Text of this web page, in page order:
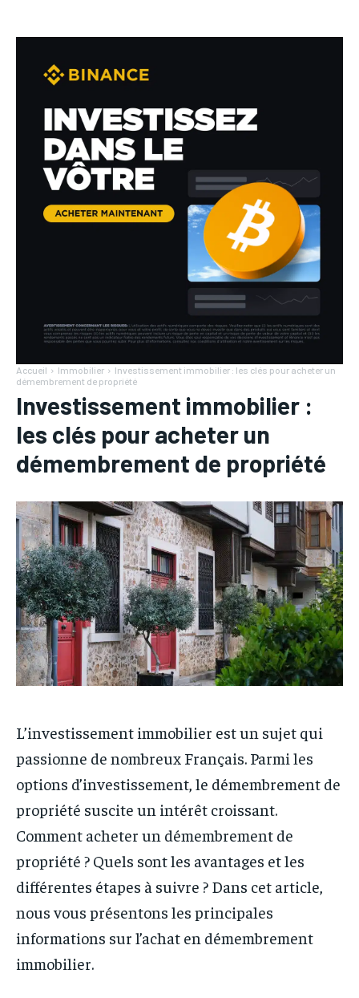
Accueil Immobilier
Investissement immobilier : les clés pour acheter un
démembrement de propriété
Investissement immobilier :
les clés pour acheter un
démembrement de propriété
L’investissement immobilier est un sujet qui
passionne de nombreux Français. Parmi les
options d’investissement, le démembrement de
propriété suscite un intérêt croissant.
Comment acheter un démembrement de
propriété ? Quels sont les avantages et les
différentes étapes à suivre ? Dans cet article,
nous vous présentons les principales
informations sur l’achat en démembrement
immobilier.